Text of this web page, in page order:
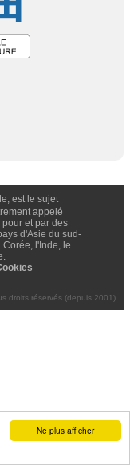
Ne plus afficher
est le sujet
appelé
et par des
d'Asie du sud-
l'Inde, le
droits réservés (depuis 2001)